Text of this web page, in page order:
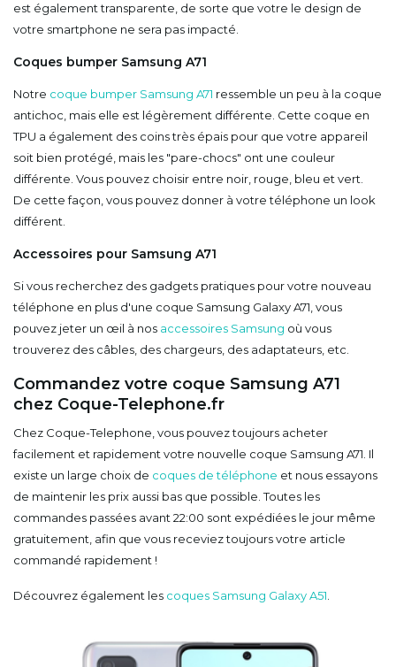
est également transparente, de sorte que votre le design de
votre smartphone ne sera pas impacté.
Coques bumper Samsung A71
Notre coque bumper Samsung A71 ressemble un peu à la coque
antichoc, mais elle est légèrement différente. Cette coque en
TPU a également des coins très épais pour que votre appareil
soit bien protégé, mais les "pare-chocs" ont une couleur
différente. Vous pouvez choisir entre noir, rouge, bleu et vert.
De cette façon, vous pouvez donner à votre téléphone un look
différent.
Accessoires pour Samsung A71
Si vous recherchez des gadgets pratiques pour votre nouveau
téléphone en plus d'une coque Samsung Galaxy A71, vous
pouvez jeter un œil à nos accessoires Samsung où vous
trouverez des câbles, des chargeurs, des adaptateurs, etc.
Commandez votre coque Samsung A71
chez Coque-Telephone.fr
Chez Coque-Telephone, vous pouvez toujours acheter
facilement et rapidement votre nouvelle coque Samsung A71. Il
existe un large choix de coques de téléphone et nous essayons
de maintenir les prix aussi bas que possible. Toutes les
commandes passées avant 22:00 sont expédiées le jour même
gratuitement, afin que vous receviez toujours votre article
commandé rapidement !
Découvrez également les coques Samsung Galaxy A51